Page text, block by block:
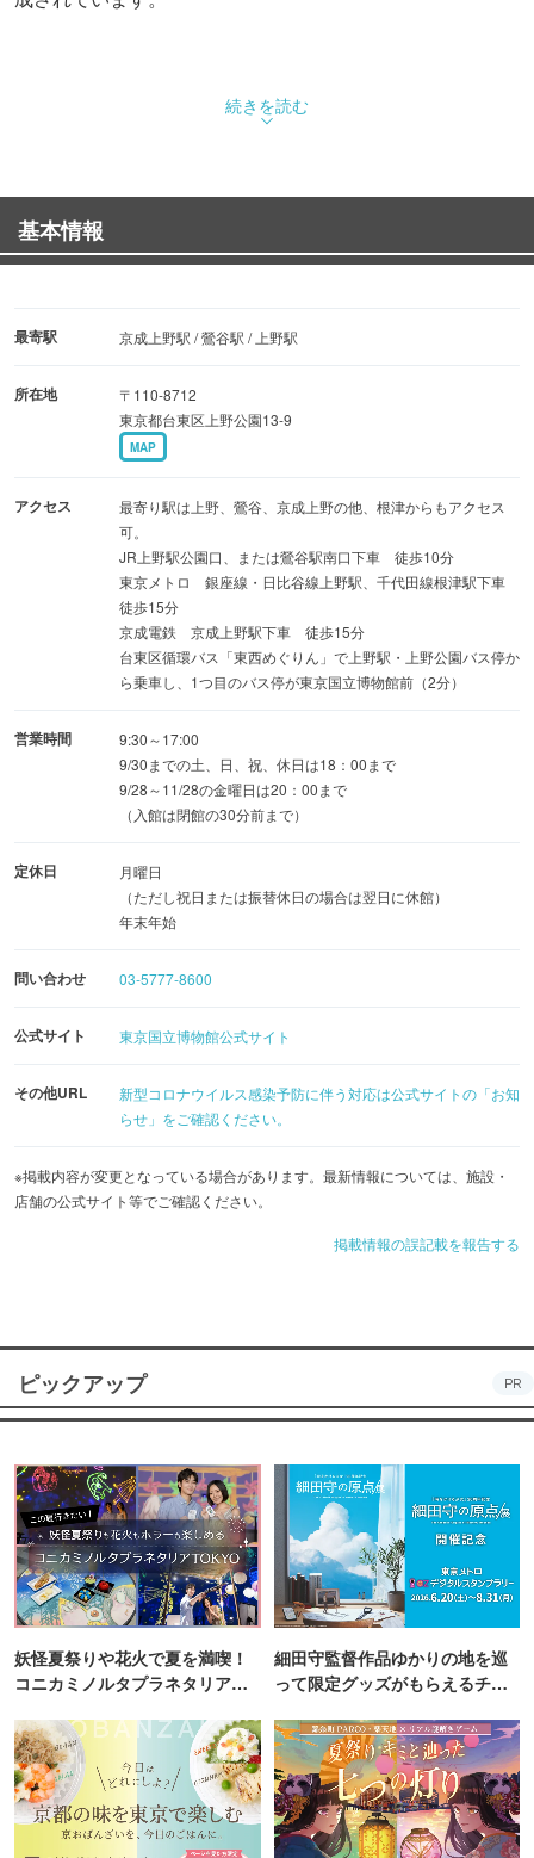
続きを読む
基本情報
最寄駅 京成上野駅 / 鶯谷駅 / 上野駅
所在地
〒110-8712
東京都台東区上野公園13-9
MAP
アクセス
最寄り駅は上野、鶯谷、京成上野の他、根津からもアクセス
可。
JR上野駅公園口、または鶯谷駅南口下車 徒歩10分
東京メトロ 銀座線・日比谷線上野駅、千代田線根津駅下車
徒歩15分
京成電鉄 京成上野駅下車 徒歩15分
台東区循環バス「東西めぐりん」で上野駅・上野公園バス停か
ら乗車し、1つ目のバス停が東京国立博物館前（2分）
営業時間
9:30～17:00
9/30までの土、日、祝、休日は18：00まで
9/28～11/28の金曜日は20：00まで
（入館は閉館の30分前まで）
定休日
月曜日
（ただし祝日または振替休日の場合は翌日に休館）
年末年始
問い合わせ 03-5777-8600
公式サイト 東京国立博物館公式サイト
その他URL
新型コロナウイルス感染予防に伴う対応は公式サイトの「お知
らせ」をご確認ください。
※掲載内容が変更となっている場合があります。最新情報については、施設・
店舗の公式サイト等でご確認ください。
掲載情報の誤記載を報告する
ピックアップ PR
妖怪夏祭りや花火で夏を満喫！
コニカミノルタプラネタリア
細田守監督作品ゆかりの地を巡
って限定グッズがもらえるチャ